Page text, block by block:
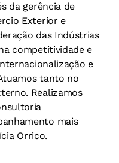
da gerência de
Exterior e
das Indústrias
competitividade e
e
tanto no
Realizamos
mais
Orrico.